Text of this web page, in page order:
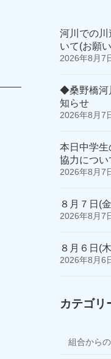
河川での
いて(お願い
2026年8月7
◆桑野橋河
知らせ
2026年8月7
本日中学
協力につい
2026年8月7
８月７日(
2026年8月7
８月６日(
2026年8月6
カテゴリ
組合から